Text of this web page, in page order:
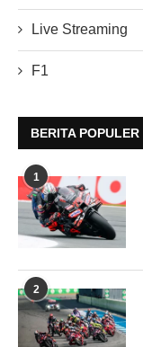
Live Streaming
F1
BERITA POPULER
1
2